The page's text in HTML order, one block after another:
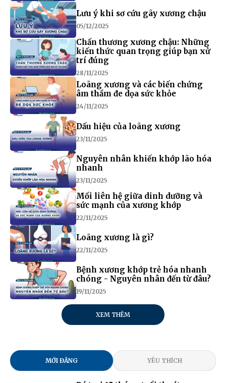
Lưu ý khi sơ cứu gãy xương chậu
05/12/2025
Chấn thương xương chậu: Những
kiến thức quan trọng giúp bạn xử
trí đúng
28/11/2025
Loãng xương và các biến chứng
âm thầm đe dọa sức khỏe
24/11/2025
Dấu hiệu của loãng xương
23/11/2025
Nguyên nhân khiến khớp lão hóa
nhanh
23/11/2025
Mối liên hệ giữa dinh dưỡng và
sức mạnh của xương khớp
22/11/2025
Loãng xương là gì?
22/11/2025
Bệnh xương khớp trẻ hóa nhanh
chóng - Nguyên nhân đến từ đâu?
19/11/2025
XEM THÊM
MỚI ĐĂNG YÊU THÍCH